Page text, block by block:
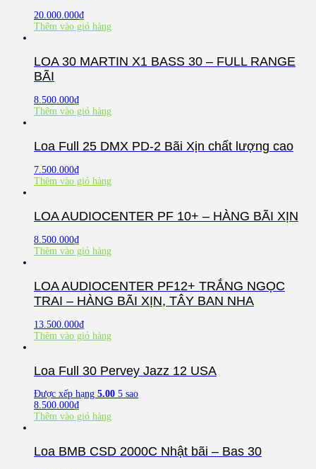
20.000.000₫
Thêm vào giỏ hàng
LOA 30 MARTIN X1 BASS 30 – FULL RANGE
BÃI
8.500.000₫
Thêm vào giỏ hàng
Loa Full 25 DMX PD-2 Bãi Xịn chất lượng cao
7.500.000₫
Thêm vào giỏ hàng
LOA AUDIOCENTER PF 10+ – HÀNG BÃI XỊN
8.500.000₫
Thêm vào giỏ hàng
LOA AUDIOCENTER PF12+ TRẮNG NGỌC
TRAI – HÀNG BÃI XỊN, TÂY BAN NHA
13.500.000₫
Thêm vào giỏ hàng
Loa Full 30 Pervey Jazz 12 USA
Được xếp hạng 5.00 5 sao
8.500.000₫
Thêm vào giỏ hàng
Loa BMB CSD 2000C Nhật bãi – Bas 30